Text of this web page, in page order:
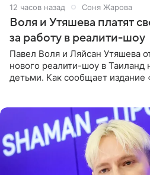
12 часов назад Соня Жарова
Воля и Утяшева платят
за работу в реалити-шоу
Павел Воля и Ляйсан Утяшева
нового реалити-шоу в Таиланд
детьми. Как сообщает издание